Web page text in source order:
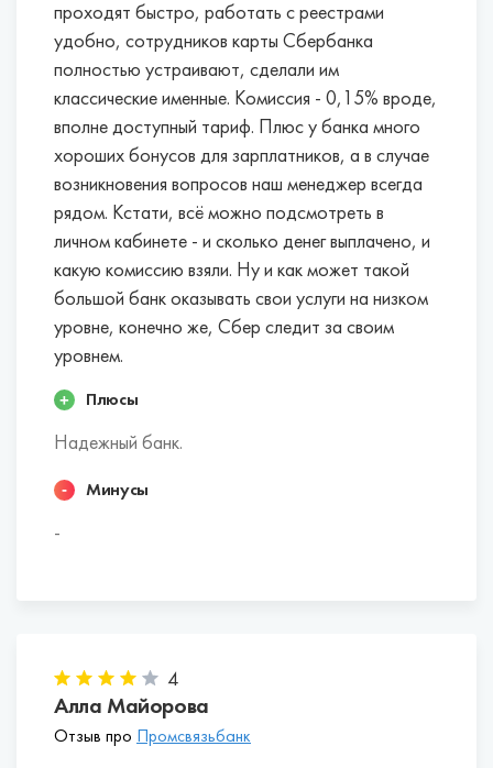
банки сразу же одобряют овердрафт.
Некоторые банки, например, Альфа-Банк,
Тинькофф, Модульбанк, предоставляют
доступ в онлайн-сервис, с помощью
которого можно самостоятельно вести
бухгалтерский и налоговый учет,
рассчитывать налоги, отправлять
декларацию в электронной форме.
Проценты на неснижаемый остаток.Если вы
постоянно храните на счете определенную
сумму, то можете получать дополнительный
доход от собственных сбережений.
Некоторые банки начисляют до 5% годовых.
счетов ИП в Коврове:
Эти банки в совокупности факторов наиболее
выгодны для индивидуальных
Тинькофф Банк.
ДелоБанк.
Альфа-Банк.
проходят быстро, работать с реестрами
удобно, сотрудников карты Сбербанка
полностью устраивают, сделали им
классические именные. Комиссия - 0,15% вроде,
вполне доступный тариф. Плюс у банка много
хороших бонусов для зарплатников, а в случае
возникновения вопросов наш менеджер всегда
рядом. Кстати, всё можно подсмотреть в
личном кабинете - и сколько денег выплачено, и
какую комиссию взяли. Ну и как может такой
большой банк оказывать свои услуги на низком
уровне, конечно же, Сбер следит за своим
уровнем.
Плюсы
Надежный банк.
Минусы
-
4
Алла Майорова
Отзыв про Промсвязьбанк